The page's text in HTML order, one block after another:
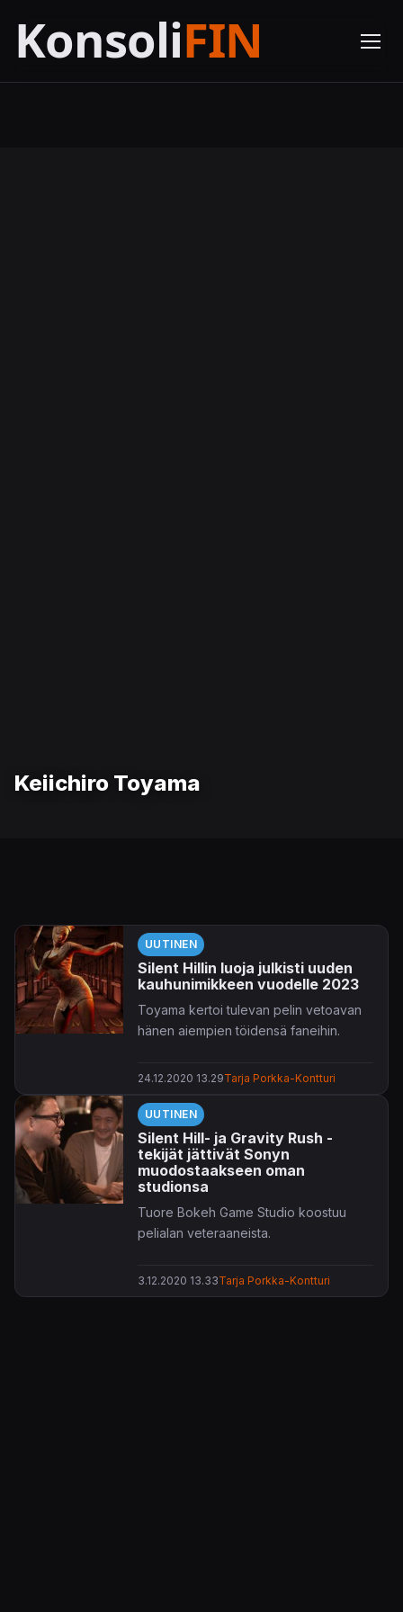
Keiichiro Toyama
UUTINEN
Silent Hillin luoja julkisti uuden
kauhunimikkeen vuodelle 2023
Toyama kertoi tulevan pelin vetoavan
hänen aiempien töidensä faneihin.
24.12.2020 13.29Tarja Porkka-Kontturi
UUTINEN
Silent Hill- ja Gravity Rush -
tekijät jättivät Sonyn
muodostaakseen oman
studionsa
Tuore Bokeh Game Studio koostuu
pelialan veteraaneista.
3.12.2020 13.33Tarja Porkka-Kontturi